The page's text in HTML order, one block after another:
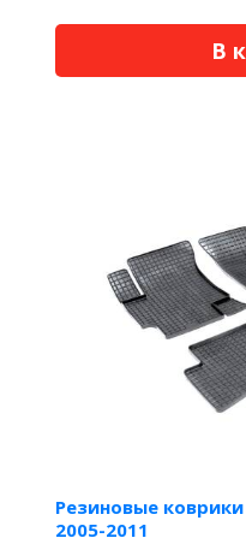
В
Резиновые
2005-2011